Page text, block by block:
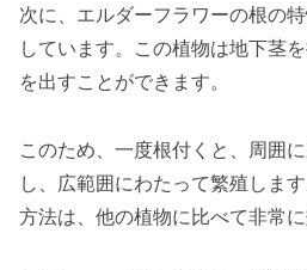
次に、エルダーフラワーの根の
しています。この植物は地下茎
を出すことができます。
このため、一度根付くと、周囲
し、広範囲にわたって繁殖しま
方法は、他の植物に比べて非常に